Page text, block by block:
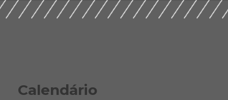
Calendário